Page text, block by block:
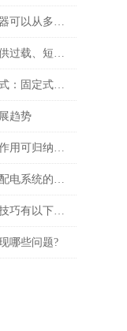
选择合适的浪涌保护器可以从多个角度探讨
框架断路器可同时提供过载、短路、漏电保护功能
框架断路器的安装方式：固定式，插入式，抽出式
趋势
中间继电器五大核心作用可归纳如下
框架式断路器是低压配电系统的核心保护设备
框架式断路器的安装技巧有以下这些
哪些问题?